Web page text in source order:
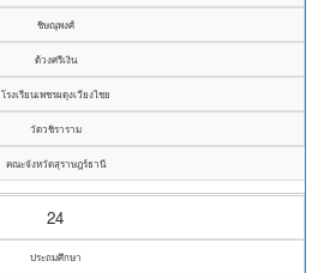
ชิษณุพงศ์
ด้วงศรีเงิน
โรงเรียนเพชรผดุงเวียงไชย
วัดวชิราราม
คณะจังหวัดสุราษฎร์ธานี
24
ประถมศึกษา